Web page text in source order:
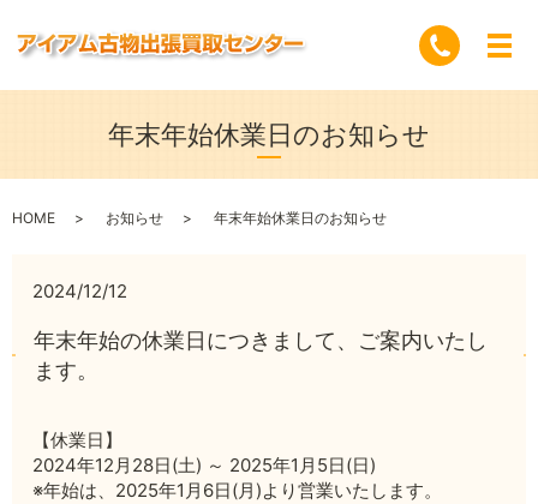
年末年始休業日のお知らせ
HOME お知らせ 年末年始休業日のお知らせ
2024/12/12
年末年始の休業日につきまして、ご案内いたし
ます。
【休業日】
2024年12月28日(土) ～ 2025年1月5日(日)
※年始は、2025年1月6日(月)より営業いたします。